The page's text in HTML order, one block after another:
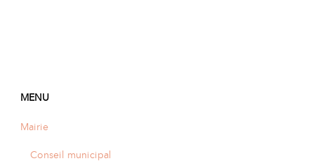
MENU
Mairie
Conseil municipal